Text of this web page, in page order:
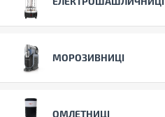
МОРОЗИВНИЦІ
ОМЛЕТНИЦІ